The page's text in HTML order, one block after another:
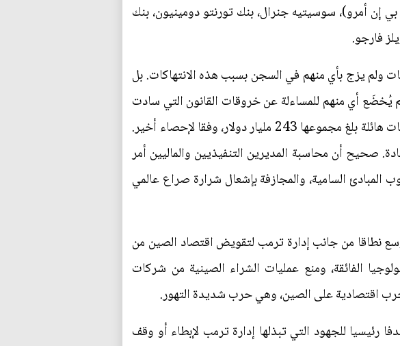
إن أمرو)، سوسيتيه جنرال، بنك تورنتو دومينيون، بنك
فارجو.
ولم يزج بأي منهم في السجن بسبب هذه الانتهاكات. بل
يُخضَع أي منهم للمساءلة عن خروقات القانون التي سادت
في الفترة التي سبقت أزمة 2008 المالية أو التالية لها، والتي تكبدت البنوك عنها غرامات هائلة بلغ مجموعها 243 مليار دولار، وفقا لإحصاء أخير.
صحيح أن محاسبة المديرين التنفيذيين والماليين أمر
السامية، والمجازفة بإشعال شرارة صراع عالمي
نطاقا من جانب إدارة ترمب لتقويض اقتصاد الصين من
الفائقة، ومنع عمليات الشراء الصينية من شركات
حرب اقتصادية على الصين، وهي حرب شديدة التهور.
رئيسيا للجهود التي تبذلها إدارة ترمب لإبطاء أو وقف